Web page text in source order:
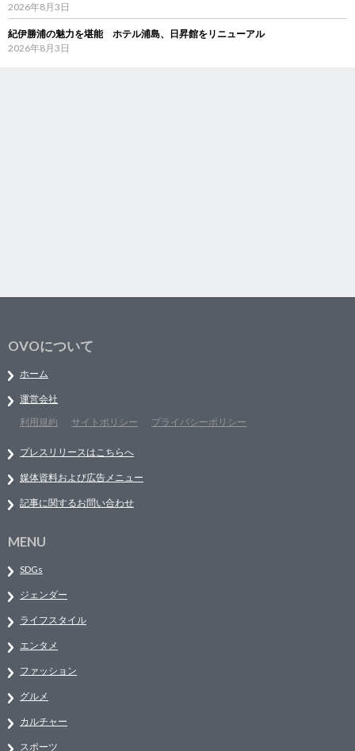
2026年8月3日
紀伊勝浦の魅力を堪能 ホテル浦島、日昇館をリニューアル
2026年8月3日
OVOについて
ホーム
運営会社
利用規約
サイトポリシー プライバシーポリシー
プレスリリースはこちらへ
媒体資料および広告メニュー
記事に関するお問い合わせ
MENU
SDGs
ジェンダー
ライフスタイル
エンタメ
ファッション
グルメ
カルチャー
スポーツ